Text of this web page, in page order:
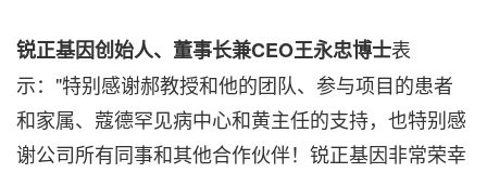
锐正基因创始人、董事长兼CEO王永忠博士表
示："特别感谢郝教授和他的团队、参与项目的患者
和家属、 蔻德罕见病中心和黄主任的支持，也特别感
谢公司所有同事和其他合作伙伴！锐正基因非常荣幸